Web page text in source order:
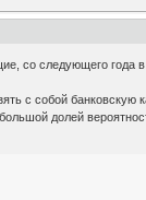
со следующего года в
с собой банковскую
долей